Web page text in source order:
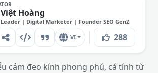
Hoàng
Leader | Digital Marketer | Founder SEO GenZ
VI 288
cảm đeo kính phong phú, cá tính từ